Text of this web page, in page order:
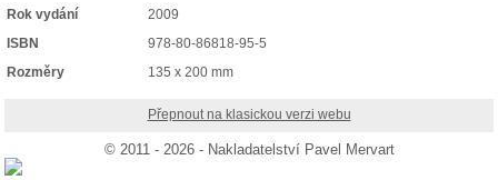
Rok vydání
2009
ISBN
978-80-86818-95-5
Rozměry
135 x 200 mm
Přepnout na klasickou verzi webu
© 2011 - 2026 - Nakladatelství Pavel Mervart